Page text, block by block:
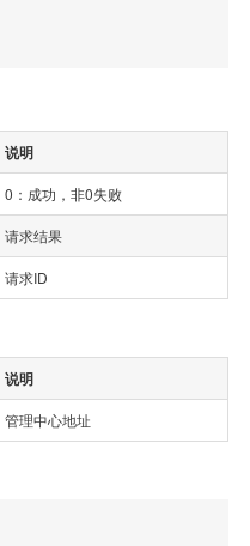
说明
0：成功，非0失败
请求结果
请求ID
说明
管理中心地址